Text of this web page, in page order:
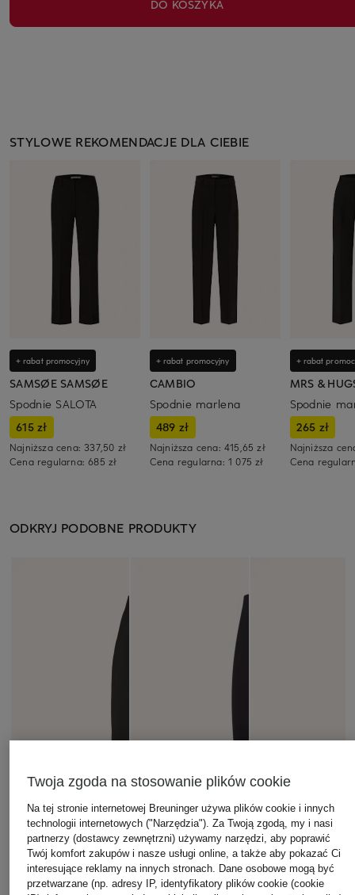
DO KOSZYKA
STYLOWE REKOMENDACJE DLA CIEBIE
+ rabat promocyjny
SAMSØE SAMSØE
Spodnie SALOTA
615 zł
Najniższa cena:337,50 zł
Cena regularna:685 zł
+ rabat promocyjny
CAMBIO
Spodnie marlena
489 zł
Najniższa cena: 415,65 zł
Cena regularna: 1 075 zł
+ rabat
MRS &
Spodnie
265 zł
Najniższa
Cena
ODKRYJ PODOBNE PRODUKTY
Twoja zgoda na stosowanie plików cookie
Na tej stronie internetowej Breuninger używa plików cookie i innych
technologii internetowych ("Narzędzia"). Za Twoją zgodą, my i nasi
partnerzy (dostawcy zewnętrzni) używamy narzędzi, aby poprawić
Twój komfort zakupów i nasze usługi online, a także aby pokazać Ci
interesujące reklamy na innych stronach. Dane osobowe mogą być
przetwarzane (np. adresy IP, identyfikatory plików cookie (cookie